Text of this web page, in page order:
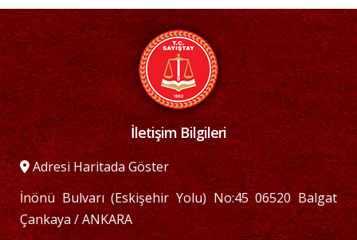
İletişim Bilgileri
Adresi Haritada Göster
İnönü Bulvarı (Eskişehir Yolu) No:45 06520 Balgat
Çankaya / ANKARA